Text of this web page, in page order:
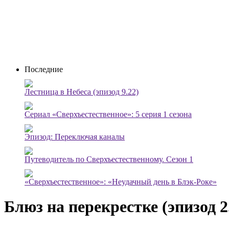
Последние
Лестница в Небеса (эпизод 9.22)
Сериал «Сверхъестественное»: 5 серия 1 сезона
Эпизод: Переключая каналы
Путеводитель по Сверхъестественному. Сезон 1
«Сверхъестественное»: «Неудачный день в Блэк-Роке»
Блюз на перекрестке (эпизод